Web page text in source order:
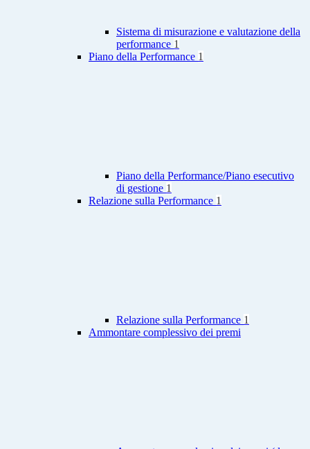
Sistema di misurazione e valutazione della
performance 1
Piano della Performance 1
Piano della Performance/Piano esecutivo
di gestione 1
Relazione sulla Performance 1
Relazione sulla Performance 1
Ammontare complessivo dei premi